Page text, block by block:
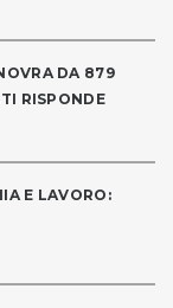
DA 879
RISPONDE
E LAVORO: